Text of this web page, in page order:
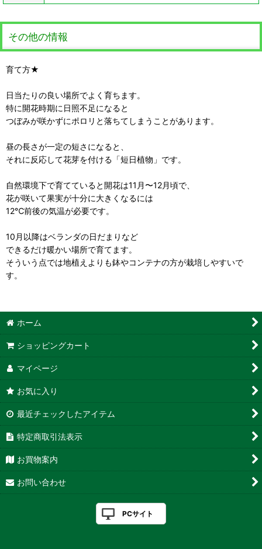
その他の情報
育て方★
日当たりの良い場所でよく育ちます。
特に開花時期に日照不足になると
つぼみが咲かずにポロリと落ちてしまうことがあります。
昼の長さが一定の短さになると、
それに反応して花芽を付ける「短日植物」です。
自然環境下で育てていると開花は11月〜12月頃で、
花が咲いて果実が十分に大きくなるには
12℃前後の気温が必要です。
10月以降はベランダの日だまりなど
できるだけ暖かい場所で育てます。
そういう点では地植えよりも鉢やコンテナの方が栽培しやすいで
す。
ホーム
ショッピングカート
マイページ
お気に入り
最近チェックしたアイテム
特定商取引法表示
お買物案内
お問い合わせ
PCサイト